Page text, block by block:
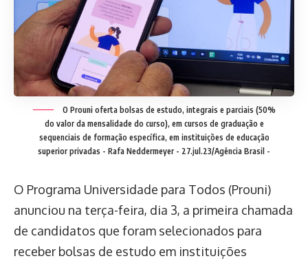
O Prouni oferta bolsas de estudo, integrais e parciais (50%
do valor da mensalidade do curso), em cursos de graduação e
sequenciais de formação específica, em instituições de educação
superior privadas - Rafa Neddermeyer - 27.jul.23/Agência Brasil -
O Programa Universidade para Todos (Prouni)
anunciou na terça-feira, dia 3, a primeira chamada
de candidatos que foram selecionados para
receber bolsas de estudo em instituições